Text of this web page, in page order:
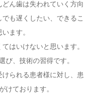
ん歯は失われていく方向
も遅くしたい、できるこ
ます。
はいけないと思います。
び、技術の習得です。
られる患者様に対し、患
けております。